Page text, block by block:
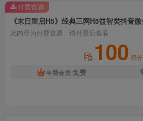
此内容为付费资源，请付费后查看
100 积分
年费会员 免费
付费资源